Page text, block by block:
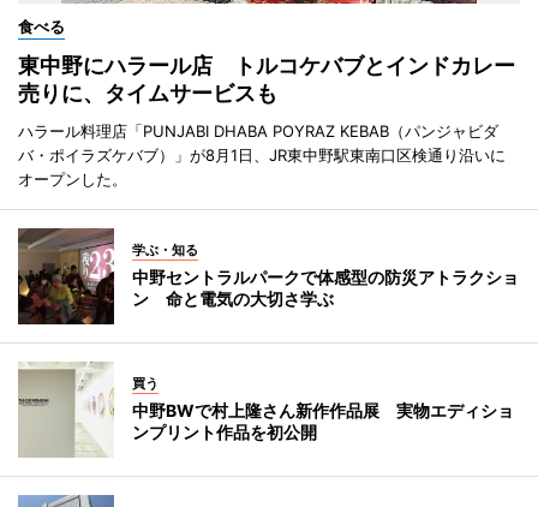
食べる
東中野にハラール店 トルコケバブとインドカレー
売りに、タイムサービスも
ハラール料理店「PUNJABI DHABA POYRAZ KEBAB（パンジャビダ
バ・ポイラズケバブ）」が8月1日、JR東中野駅東南口区検通り沿いに
オープンした。
学ぶ・知る
中野セントラルパークで体感型の防災アトラクショ
ン 命と電気の大切さ学ぶ
買う
中野BWで村上隆さん新作作品展 実物エディショ
ンプリント作品を初公開